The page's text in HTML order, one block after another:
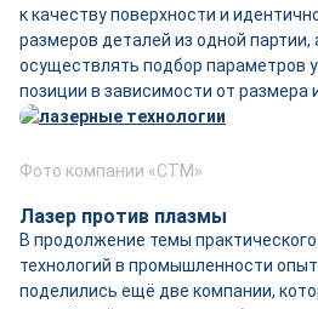
к качеству поверхности и
размеров деталей из одной
осуществлять подбор параметров
позиции в зависимости от размера
Фото компании «СТМ»
Лазер против плазмы
В продолжение темы
технологий в промышленности
поделились ещё две компании,